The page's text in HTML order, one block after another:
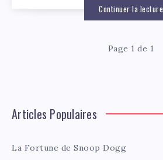
Continuer la lecture
Page 1 de 1
Articles Populaires
La Fortune de Snoop Dogg